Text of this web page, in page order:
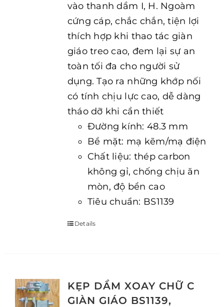
vào thanh dầm I, H. Ngoàm
cứng cáp, chắc chắn, tiện lợi
thích hợp khi thao tác giàn
giáo treo cao, đem lại sự an
toàn tối đa cho người sử
dụng. Tạo ra những khớp nối
có tính chịu lực cao, dễ dàng
tháo dỡ khi cần thiết
Đường kính: 48.3 mm
Bề mặt: mạ kẽm/mạ điện
Chất liệu: thép carbon
không gỉ, chống chịu ăn
mòn, độ bền cao
Tiêu chuẩn: BS1139
Details
KẸP DẦM XOAY CHỮ C
GIÀN GIÁO BS1139,